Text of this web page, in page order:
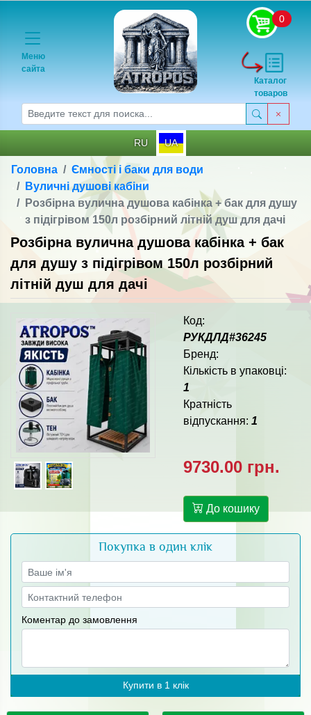
Меню
сайта
0
Каталог
товаров
RU UA
Головна
Ємності і баки для води
Вуличні душові кабіни
Розбірна вулична душова кабінка + бак для душу
з підігрівом 150л розбірний літній душ для дачі
Розбірна вулична душова кабінка + бак
для душу з підігрівом 150л розбірний
літній душ для дачі
Код:
РУКДЛД#36245
Бренд:
Кількість в упаковці:
1
Кратність
відпускання: 1
9730.00 грн.
До кошику
Покупка в один клік
Коментар до замовлення
Купити в 1 клік